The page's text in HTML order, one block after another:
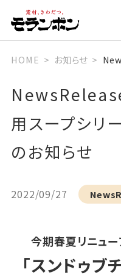
HOME お知らせ
NewsRelease
用スープシリ
のお知らせ
2022/09/27
今期春夏リニュ
「スンドゥブ